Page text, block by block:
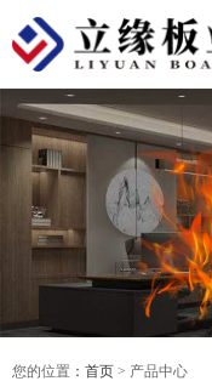
您的位置：首页> 产品中心